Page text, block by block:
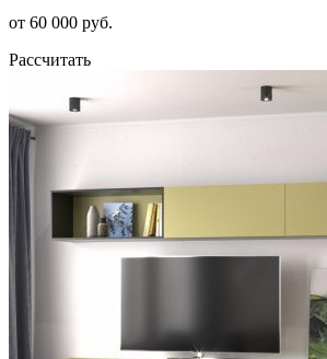
от 60 000 руб.
Рассчитать